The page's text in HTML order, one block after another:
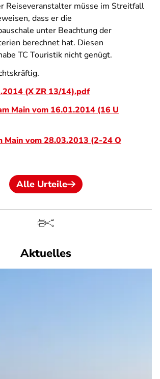
Reiseveranstalter müsse im Streitfall
dass er die
unter Beachtung der
berechnet hat. Diesen
TC Touristik nicht genügt.
(X ZR 13/14).pdf
Main vom 16.01.2014 (16 U
Main vom 28.03.2013 (2-24 O
Alle Urteile
Aktuelles